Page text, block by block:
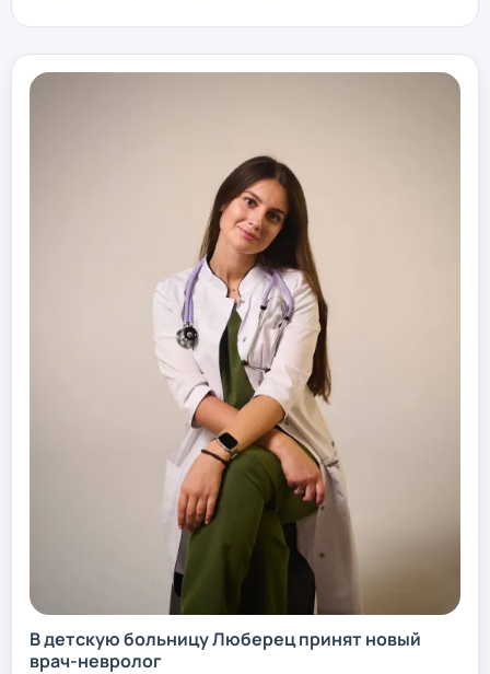
В детскую больницу Люберец принят новый
врач-невролог